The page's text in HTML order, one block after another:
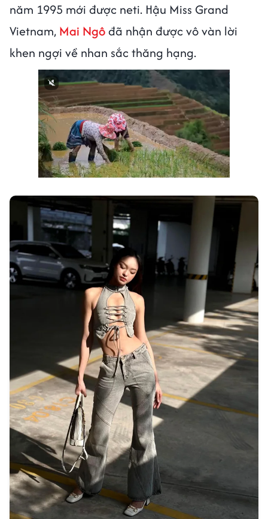
năm 1995 mới được neti. Hậu Miss Grand
Vietnam, Mai Ngôđã nhận được vô vàn lời
khen ngợi về nhan sắc thăng hạng.